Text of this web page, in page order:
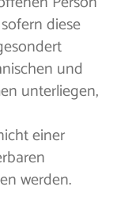
diese
und
unterliegen,
einer
werden.